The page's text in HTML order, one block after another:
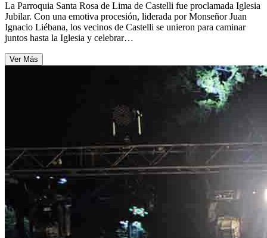
La Parroquia Santa Rosa de Lima de Castelli fue proclamada Iglesia
Jubilar. Con una emotiva procesión, liderada por Monseñor Juan
Ignacio Liébana, los vecinos de Castelli se unieron para caminar
juntos hasta la Iglesia y celebrar…
Ver Más